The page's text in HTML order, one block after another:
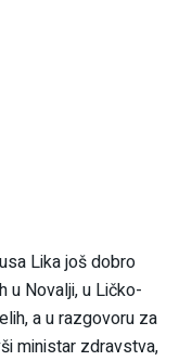
Lika još dobro
u Novalji, u Ličko-
a u razgovoru za
ministar zdravstva,